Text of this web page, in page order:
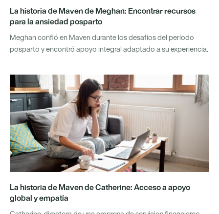
La historia de Maven de Meghan: Encontrar recursos
para la ansiedad posparto
Meghan confió en Maven durante los desafíos del período
posparto y encontró apoyo integral adaptado a su experiencia.
La historia de Maven de Catherine: Acceso a apoyo
global y empatía